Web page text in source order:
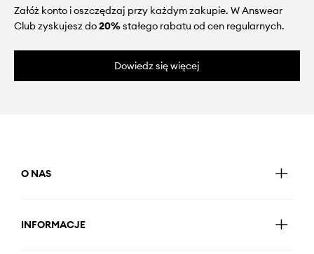
Załóż konto i oszczędzaj przy każdym zakupie. W Answear
Club zyskujesz do20%stałego rabatu od cen regularnych.
Dowiedz się więcej
O NAS
INFORMACJE